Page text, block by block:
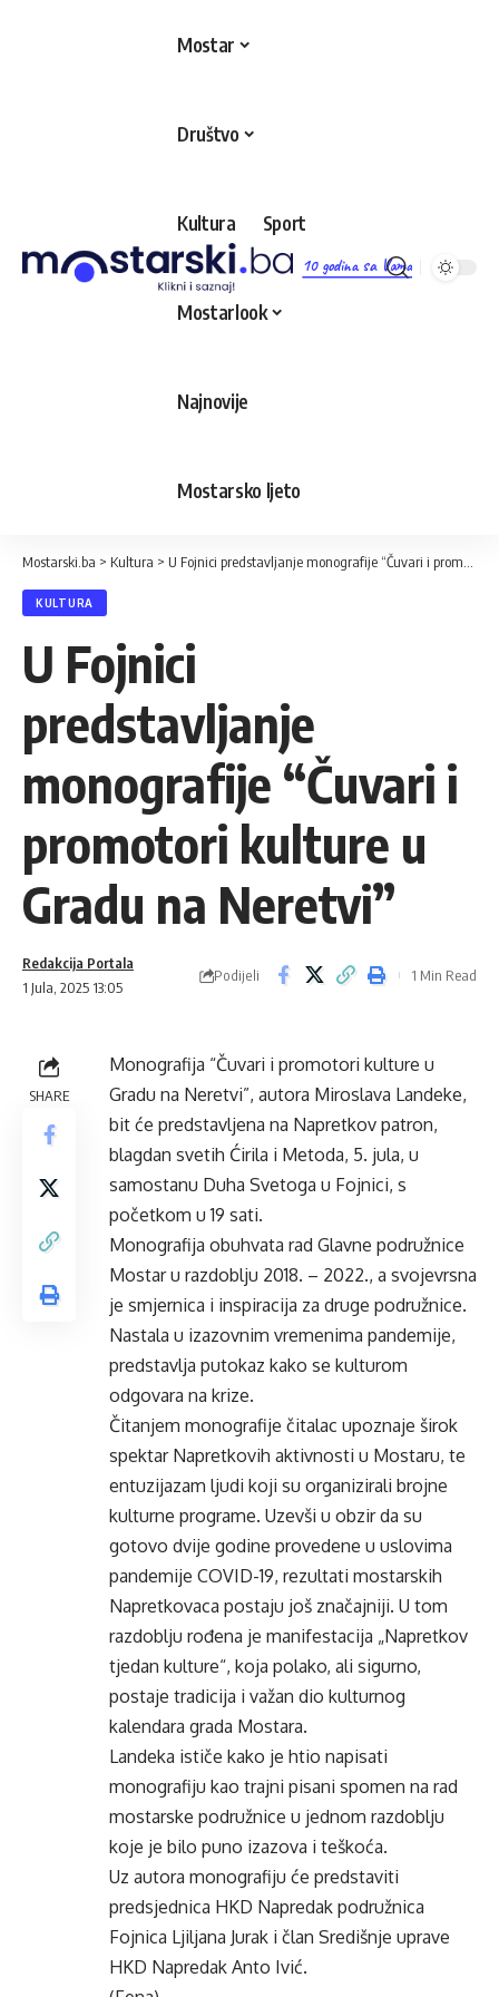
10 godina sa Vama
Mostar
Društvo
Kultura Sport
Mostarlook
Najnovije
Mostarsko ljeto
Mostarski.ba > Kultura > U Fojnici predstavljanje monografije “Čuvari i promotori kulture u Gradu na Neretvi”
KULTURA
U Fojnici
predstavljanje
monografije “Čuvari i
promotori kulture u
Gradu na Neretvi”
1 Jula, 2025 13:05
Redakcija Portala
Podijeli 1 Min Read
SHARE
Monografija “Čuvari i promotori kulture u
Gradu na Neretvi”, autora Miroslava Landeke,
bit će predstavljena na Napretkov patron,
blagdan svetih Ćirila i Metoda, 5. jula, u
samostanu Duha Svetoga u Fojnici, s
početkom u 19 sati.
Monografija obuhvata rad Glavne podružnice
Mostar u razdoblju 2018. – 2022., a svojevrsna
je smjernica i inspiracija za druge podružnice.
Nastala u izazovnim vremenima pandemije,
predstavlja putokaz kako se kulturom
odgovara na krize.
Čitanjem monografije čitalac upoznaje širok
spektar Napretkovih aktivnosti u Mostaru, te
entuzijazam ljudi koji su organizirali brojne
kulturne programe. Uzevši u obzir da su
gotovo dvije godine provedene u uslovima
pandemije COVID-19, rezultati mostarskih
Napretkovaca postaju još značajniji. U tom
razdoblju rođena je manifestacija „Napretkov
tjedan kulture“, koja polako, ali sigurno,
postaje tradicija i važan dio kulturnog
kalendara grada Mostara.
Landeka ističe kako je htio napisati
monografiju kao trajni pisani spomen na rad
mostarske podružnice u jednom razdoblju
koje je bilo puno izazova i teškoća.
Uz autora monografiju će predstaviti
predsjednica HKD Napredak podružnica
Fojnica Ljiljana Jurak i član Središnje uprave
HKD Napredak Anto Ivić.